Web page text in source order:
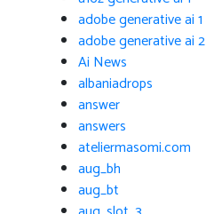
adobe generative ai 1
adobe generative ai 2
Ai News
albaniadrops
answer
answers
ateliermasomi.com
aug_bh
aug_bt